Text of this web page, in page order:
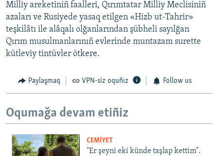
Milliy areketiniñ faalleri, Qırımtatar Milliy Meclisiniñ
azaları ve Rusiyede yasaq etilgen «Hizb ut-Tahrir»
teşkilâtı ile alâqalı olğanlarından şübheli sayılğan
Qırım musulmanlarınıñ evlerinde muntazam surette
kütleviy tintüvler ötkere.
Paylaşmaq VPN-siz oquñız Follow us
Oqumağa devam etiñiz
CEMİYET
"Er şeyni eki künde taşlap kettim".